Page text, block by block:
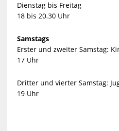
Dienstag bis Freitag
18 bis 20.30 Uhr
Samstags
Erster und zweiter Samstag:
17 Uhr
Dritter und vierter Samstag:
19 Uhr